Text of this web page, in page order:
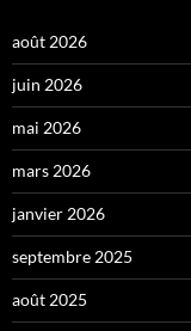
août 2026
juin 2026
mai 2026
mars 2026
janvier 2026
septembre 2025
août 2025